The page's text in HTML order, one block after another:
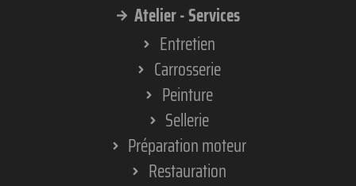
Atelier - Services
Entretien
Carrosserie
Peinture
Sellerie
Préparation moteur
Restauration